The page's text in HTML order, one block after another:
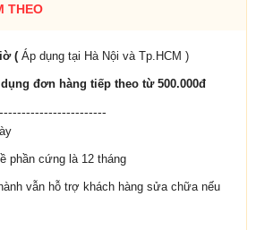
THEO
( Áp dụng tại Hà Nội và Tp.HCM )
dụng đơn hàng tiếp theo từ 500.000đ
phần cứng là 12 tháng
vẫn hỗ trợ khách hàng sửa chữa nếu